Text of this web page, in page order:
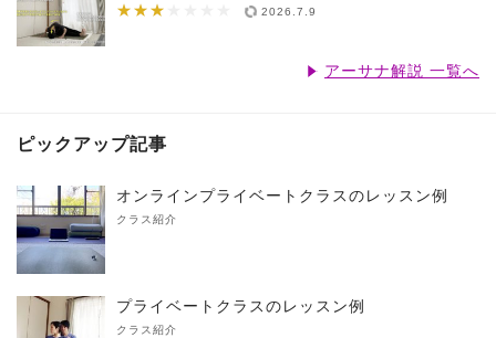
★★★
★★★★★★★ 2026.7.9
アーサナ解説 一覧へ
ピックアップ記事
オンラインプライベートクラスのレッスン例
クラス紹介
プライベートクラスのレッスン例
クラス紹介